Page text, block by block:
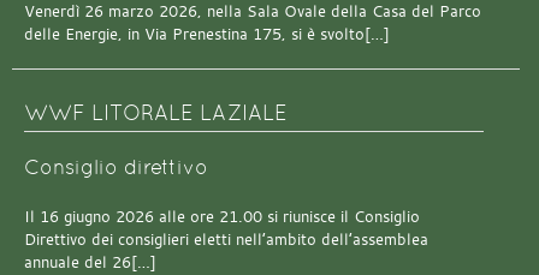
Venerdì 26 marzo 2026, nella Sala Ovale della Casa del Parco
delle Energie, in Via Prenestina 175, si è svolto[…]
WWF LITORALE LAZIALE
Consiglio direttivo
Il 16 giugno 2026 alle ore 21.00 si riunisce il Consiglio
Direttivo dei consiglieri eletti nell’ambito dell’assemblea
annuale del 26[…]